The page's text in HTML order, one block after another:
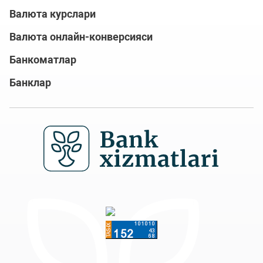
Валюта курслари
Валюта онлайн-конверсияси
Банкоматлар
Банклар